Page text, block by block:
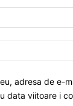
adresa de e-
data viitoare i